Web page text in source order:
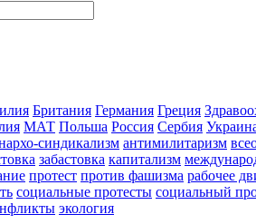
Британия Германия Греция
МАТ Польша Россия Сербия
синдикализм антимилитаризм
забастовка капитализм
протест против фашизма рабочее
социальные протесты социальный
экология